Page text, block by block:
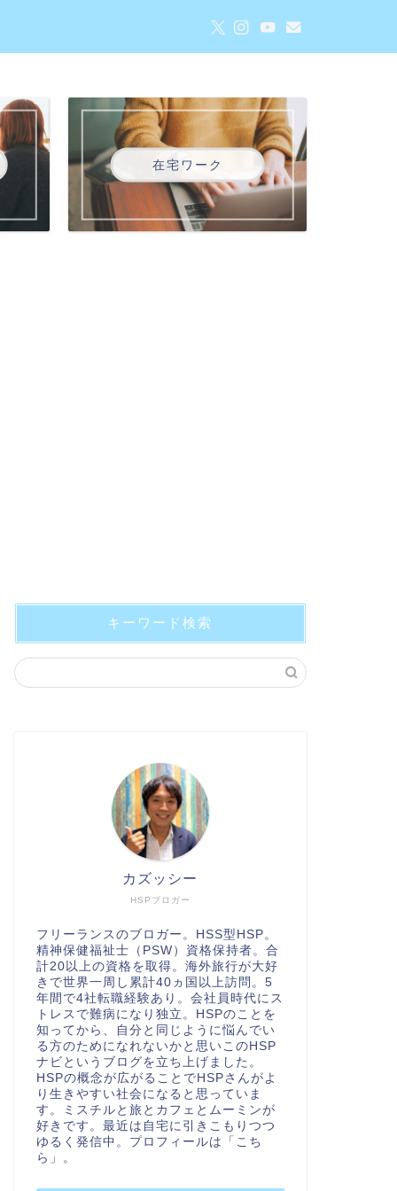
在宅ワーク
キーワード検索
HSPブロガー
カズッシー
フリーランスのブロガー。HSS型HSP。
精神保健福祉士（PSW）資格保持者。合
計20以上の資格を取得。海外旅行が大好
きで世界一周し累計40ヵ国以上訪問。5
年間で4社転職経験あり。会社員時代にス
トレスで難病になり独立。HSPのことを
知ってから、自分と同じように悩んでい
る方のためになれないかと思いこのHSP
ナビというブログを立ち上げました。
HSPの概念が広がることでHSPさんがよ
り生きやすい社会になると思っていま
す。ミスチルと旅とカフェとムーミンが
好きです。最近は自宅に引きこもりつつ
ゆるく発信中。プロフィールは「 こち
ら 」。